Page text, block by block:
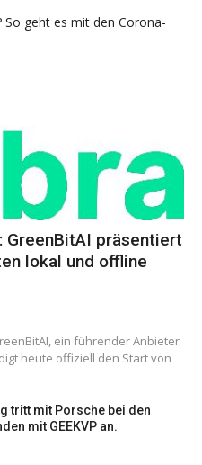
So geht es mit den Corona-
GreenBitAI präsentiert
lokal und offline
ein führender Anbieter
heute offiziell den Start von
tritt mit Porsche bei den
mit GEEKVP an.